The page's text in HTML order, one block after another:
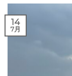
14
7月